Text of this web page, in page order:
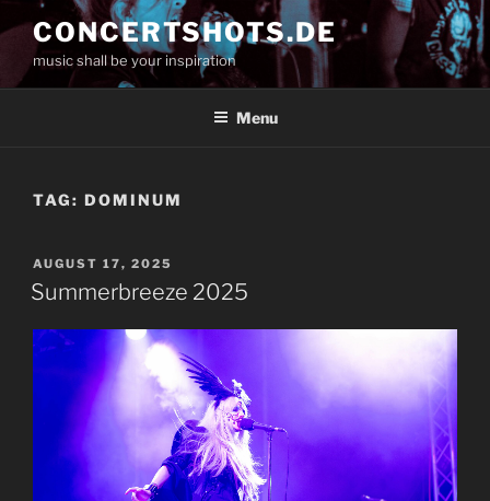
to
content
CONCERTSHOTS.DE
music shall be your inspiration
Menu
TAG: DOMINUM
POSTED
ON
AUGUST 17, 2025
Summerbreeze 2025